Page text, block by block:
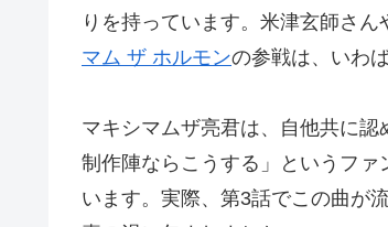
りを持っています。米津玄師さ
マム ザ ホルモンの参戦は、いわ
マキシマムザ亮君は、自他共に
制作陣ならこうする」というフ
います。実際、第3話でこの曲が